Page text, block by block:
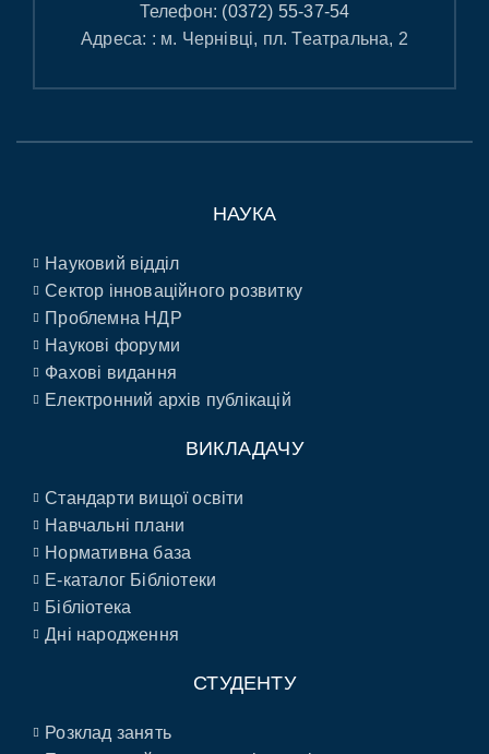
Телефон: (0372) 55-37-54
Адреса: : м. Чернівці, пл. Театральна, 2
НАУКА
Науковий відділ
Сектор інноваційного розвитку
Проблемна НДР
Наукові форуми
Фахові видання
Електронний архів публікацій
ВИКЛАДАЧУ
Стандарти вищої освіти
Навчальні плани
Нормативна база
E-каталог Бібліотеки
Бібліотека
Дні народження
СТУДЕНТУ
Розклад занять